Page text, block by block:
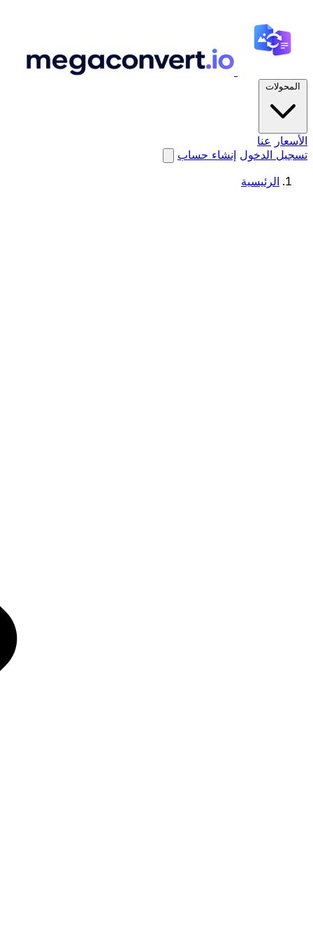
المحولات
الأسعار عنا
تسجيل الدخول إنشاء حساب
الرئيسية